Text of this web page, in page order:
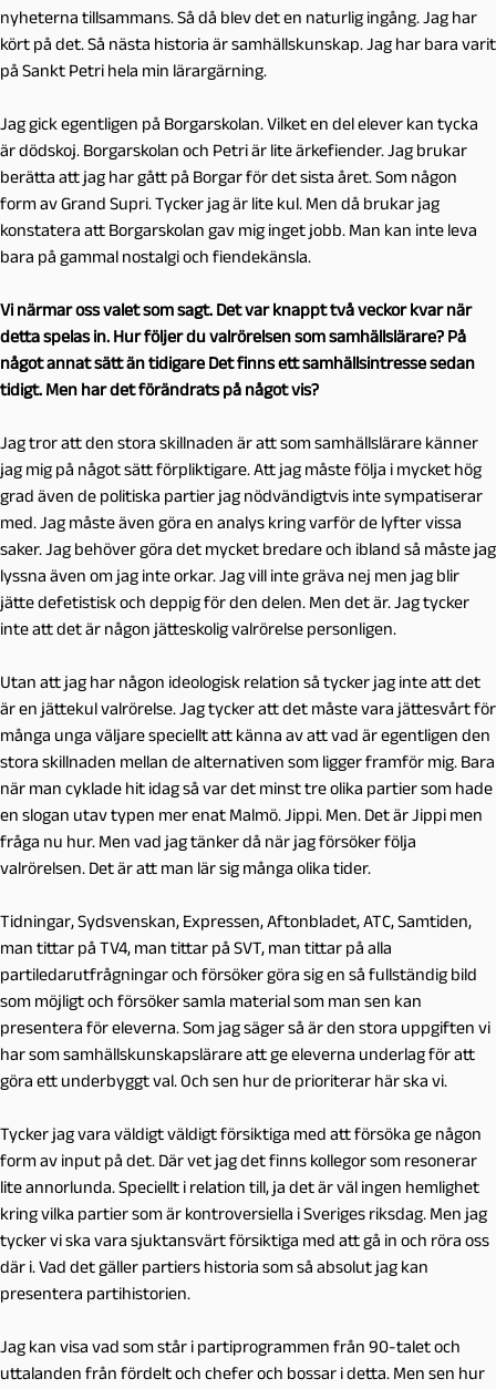
nyheterna tillsammans. Så då blev det en naturlig ingång. Jag har
kört på det. Så nästa historia är samhällskunskap. Jag har bara varit
på Sankt Petri hela min lärargärning.
Jag gick egentligen på Borgarskolan. Vilket en del elever kan tycka
är dödskoj. Borgarskolan och Petri är lite ärkefiender. Jag brukar
berätta att jag har gått på Borgar för det sista året. Som någon
form av Grand Supri. Tycker jag är lite kul. Men då brukar jag
konstatera att Borgarskolan gav mig inget jobb. Man kan inte leva
bara på gammal nostalgi och fiendekänsla.
Vi närmar oss valet som sagt. Det var knappt två veckor kvar när
detta spelas in. Hur följer du valrörelsen som samhällslärare? På
något annat sätt än tidigare Det finns ett samhällsintresse sedan
tidigt. Men har det förändrats på något vis?
Jag tror att den stora skillnaden är att som samhällslärare känner
jag mig på något sätt förpliktigare. Att jag måste följa i mycket hög
grad även de politiska partier jag nödvändigtvis inte sympatiserar
med. Jag måste även göra en analys kring varför de lyfter vissa
saker. Jag behöver göra det mycket bredare och ibland så måste jag
lyssna även om jag inte orkar. Jag vill inte gräva nej men jag blir
jätte defetistisk och deppig för den delen. Men det är. Jag tycker
inte att det är någon jätteskolig valrörelse personligen.
Utan att jag har någon ideologisk relation så tycker jag inte att det
är en jättekul valrörelse. Jag tycker att det måste vara jättesvårt för
många unga väljare speciellt att känna av att vad är egentligen den
stora skillnaden mellan de alternativen som ligger framför mig. Bara
när man cyklade hit idag så var det minst tre olika partier som hade
en slogan utav typen mer enat Malmö. Jippi. Men. Det är Jippi men
fråga nu hur. Men vad jag tänker då när jag försöker följa
valrörelsen. Det är att man lär sig många olika tider.
Tidningar, Sydsvenskan, Expressen, Aftonbladet, ATC, Samtiden,
man tittar på TV4, man tittar på SVT, man tittar på alla
partiledarutfrågningar och försöker göra sig en så fullständig bild
som möjligt och försöker samla material som man sen kan
presentera för eleverna. Som jag säger så är den stora uppgiften vi
har som samhällskunskapslärare att ge eleverna underlag för att
göra ett underbyggt val. Och sen hur de prioriterar här ska vi.
Tycker jag vara väldigt väldigt försiktiga med att försöka ge någon
form av input på det. Där vet jag det finns kollegor som resonerar
lite annorlunda. Speciellt i relation till, ja det är väl ingen hemlighet
kring vilka partier som är kontroversiella i Sveriges riksdag. Men jag
tycker vi ska vara sjuktansvärt försiktiga med att gå in och röra oss
där i. Vad det gäller partiers historia som så absolut jag kan
presentera partihistorien.
Jag kan visa vad som står i partiprogrammen från 90-talet och
uttalanden från fördelt och chefer och bossar i detta. Men sen hur